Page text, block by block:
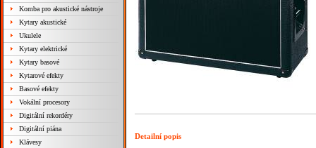
Komba pro akustické nástroje
Kytary akustické
Ukulele
Kytary elektrické
Kytary basové
Kytarové efekty
Basové efekty
Vokální procesory
Digitální rekordéry
Digitální piána
Klávesy
Detailní popis